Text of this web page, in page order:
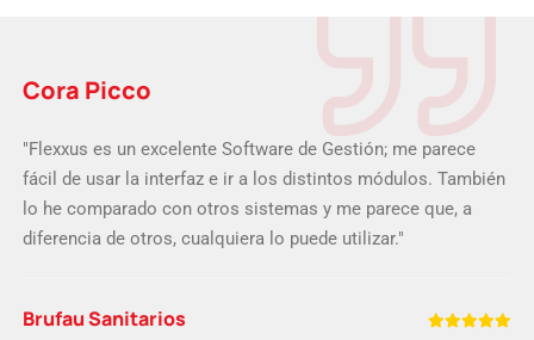
Cora Picco
"Flexxus es un excelente Software de Gestión; me parece
fácil de usar la interfaz e ir a los distintos módulos. También
lo he comparado con otros sistemas y me parece que, a
diferencia de otros, cualquiera lo puede utilizar."
Brufau Sanitarios